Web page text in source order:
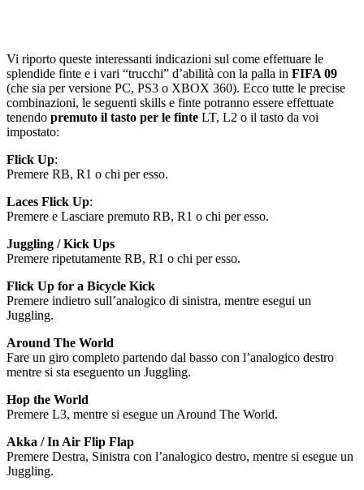
Vi riporto queste interessanti indicazioni sul come effettuare le
splendide finte e i vari “trucchi” d’abilità con la palla in FIFA 09
(che sia per versione PC, PS3 o XBOX 360). Ecco tutte le precise
combinazioni, le seguenti skills e finte potranno essere effettuate
tenendo premuto il tasto per le finte LT, L2 o il tasto da voi
impostato:
Flick Up:
Premere RB, R1 o chi per esso.
Laces Flick Up:
Premere e Lasciare premuto RB, R1 o chi per esso.
Juggling / Kick Ups
Premere ripetutamente RB, R1 o chi per esso.
Flick Up for a Bicycle Kick
Premere indietro sull’analogico di sinistra, mentre esegui un
Juggling.
Around The World
Fare un giro completo partendo dal basso con l’analogico destro
mentre si sta eseguento un Juggling.
Hop the World
Premere L3, mentre si esegue un Around The World.
Akka / In Air Flip Flap
Premere Destra, Sinistra con l’analogico destro, mentre si esegue un
Juggling.